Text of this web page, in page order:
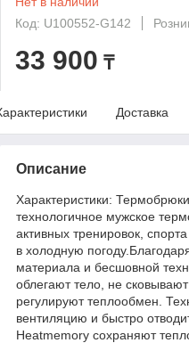
Код: U100552-G142
33 900 ₸
Доставка
Описание
Характеристики:
технологичное мужское
активных тренировок,
в холодную
материала и бесшовной
облегают тело, не
регулируют теплообмен.
вентиляцию и быстро
Heatmemory сохраняют